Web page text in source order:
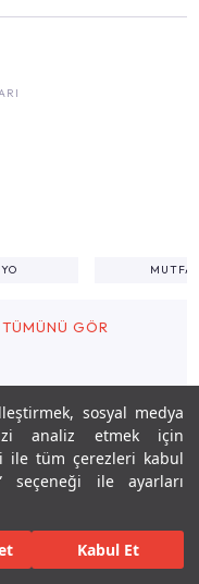
sosyal medya
analiz etmek için
ile tüm çerezleri kabul
seçeneği ile ayarları
Kabul Et
TÜMÜNÜ GÖR
4,58m²
Gerçekleştir